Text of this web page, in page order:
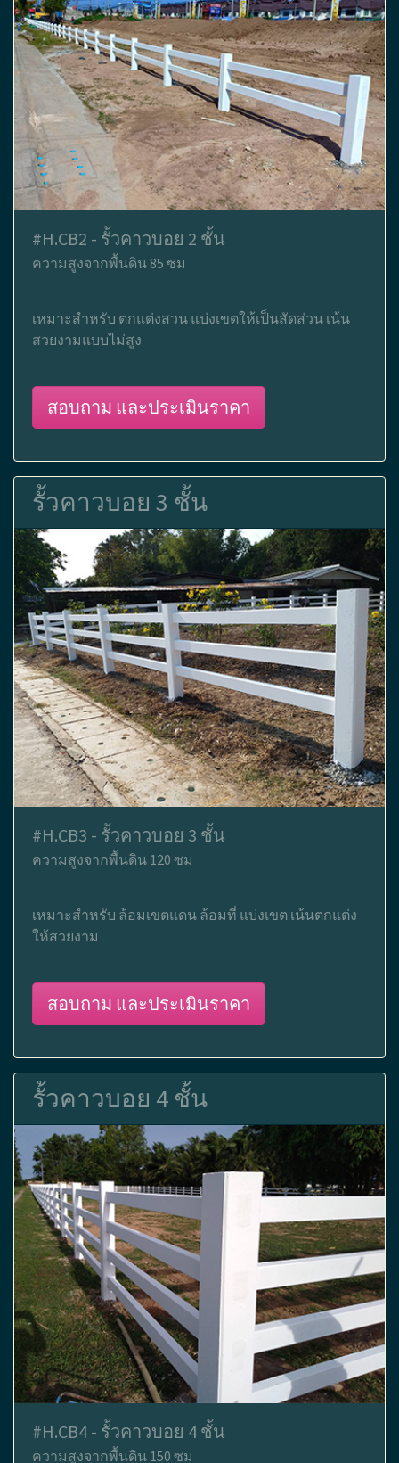
#H.CB2 - รั้วคาวบอย 2 ชั้น
ความสูงจากพื้นดิน 85 ซม
เหมาะสำหรับ ตกแต่งสวน แบ่งเขตให้เป็นสัดส่วน เน้น
สวยงามแบบไม่สูง
สอบถาม และประเมินราคา
รั้วคาวบอย 3 ชั้น
#H.CB3 - รั้วคาวบอย 3 ชั้น
ความสูงจากพื้นดิน 120 ซม
เหมาะสำหรับ ล้อมเขตแดน ล้อมที่ แบ่งเขต เน้นตกแต่ง
ให้สวยงาม
สอบถาม และประเมินราคา
รั้วคาวบอย 4 ชั้น
#H.CB4 - รั้วคาวบอย 4 ชั้น
ความสูงจากพื้นดิน 150 ซม